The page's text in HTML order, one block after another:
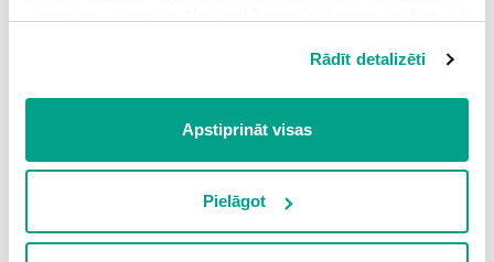
Spiežot uz pogas “Apstiprināt visas”, Jūs piekrītat visām
sīkdatnēm, kas atrodas šajā tīmekļa vietnē, ieskaitot
trešo pušu mārketinga sīkdatnes. Spiežot uz pogas
vietnē, izņemot “Nepieciešamās” sīkdatnes, kuru
izmantošanai nav nepieciešams iegūt lietotāja piekrišanu.
Spiežot uz pogas “Apstiprināt izvēlētās”, Jūs varat mainīt
Rādīt detalizēti
Apstiprināt visas
Pielāgot
cuff— [kʌf] —aproce